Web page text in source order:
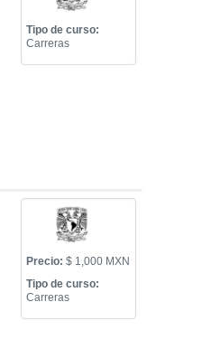
Tipo de curso:
Carreras
Precio: $ 1,000 MXN
Tipo de curso:
Carreras